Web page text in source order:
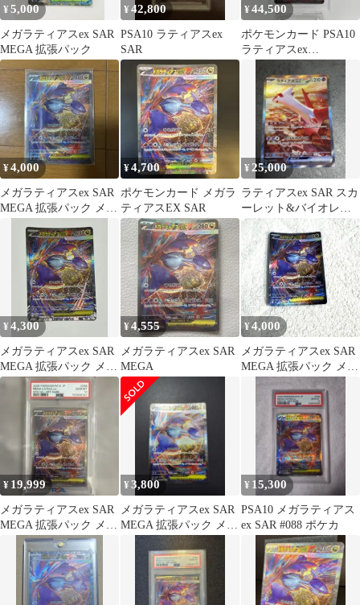
¥5,000
メガラティアスex SAR
MEGA 拡張パック
¥42,800
PSA10 ラティアスex
SAR
¥44,500
ポケモンカード PSA10
ラティアスex
¥4,000
メガラティアスex SAR
MEGA 拡張パック メガ
¥4,700
ポケモンカード メガラ
ティアスEX SAR
¥ 25,000
ラティアスex SAR スカ
ーレット&バイオレッ
ト 強化拡張パック 楽園
ドラゴ…
¥4,300
メガラティアスex SAR
MEGA 拡張パック メガ
シンフォニア キラ
¥4,555
メガラティアスex SAR
MEGA
¥4,000
メガラティアスex SAR
MEGA 拡張パック メガ
¥ 19,999
メガラティアスex SAR
MEGA 拡張パック メガ
シンフォニア キラ 08…
¥3,800
メガラティアスex SAR
MEGA 拡張パック メガ
シンフォニア 088/0…
¥ 15,300
PSA10 メガラティアス
ex SAR #088 ポケカ